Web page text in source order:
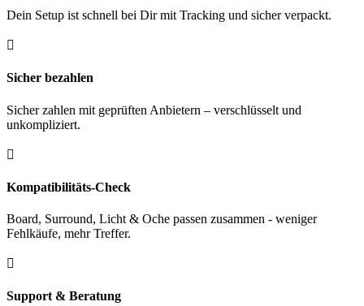
Dein Setup ist schnell bei Dir mit Tracking und sicher verpackt.

Sicher bezahlen
Sicher zahlen mit geprüften Anbietern – verschlüsselt und
unkompliziert.

Kompatibilitäts-Check
Board, Surround, Licht & Oche passen zusammen - weniger
Fehlkäufe, mehr Treffer.

Support & Beratung